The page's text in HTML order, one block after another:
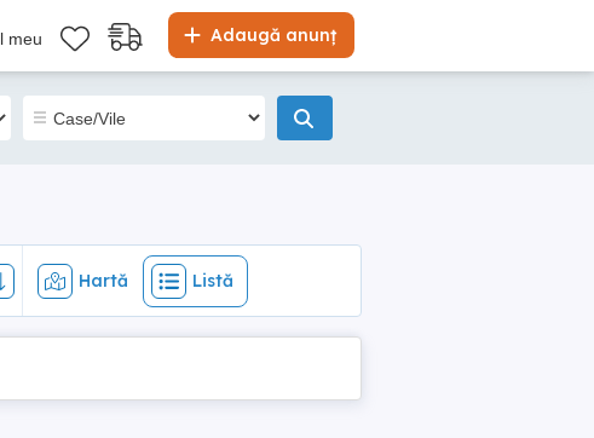
Adaugă anunț
meu Hartă Listă
Hartă Listă